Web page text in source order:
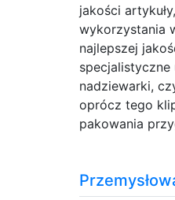
jakości
wykorzystania
najlepszej
nadziewarki,
oprócz tego
pakowania